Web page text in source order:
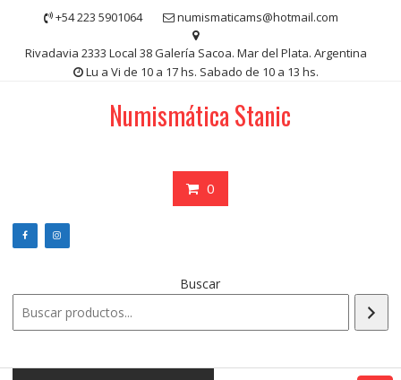
contenido
+54 223 5901064 numismaticams@hotmail.com
Rivadavia 2333 Local 38 Galería Sacoa. Mar del Plata. Argentina
Lu a Vi de 10 a 17 hs. Sabado de 10 a 13 hs.
Numismática Stanic
0
Buscar